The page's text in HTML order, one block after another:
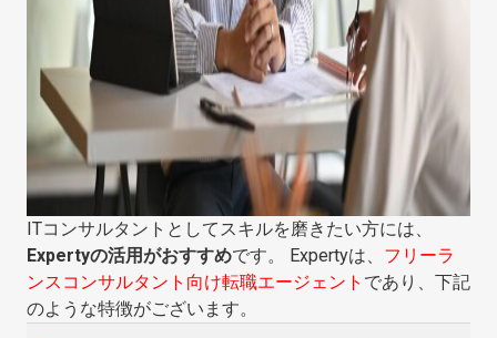
ITコンサルタントとしてスキルを磨きたい方には、
Expertyの活用がおすすめです。 Expertyは、 フリーラ
ンスコンサルタント向け転職エージェント であり、下記
のような特徴がございます。